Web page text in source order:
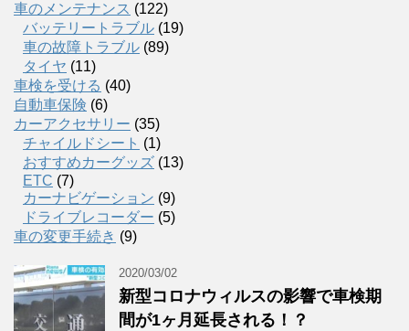
車のメンテナンス (122)
バッテリートラブル (19)
車の故障トラブル (89)
タイヤ (11)
車検を受ける (40)
自動車保険 (6)
カーアクセサリー (35)
チャイルドシート (1)
おすすめカーグッズ (13)
ETC (7)
カーナビゲーション (9)
ドライブレコーダー (5)
車の変更手続き (9)
2020/03/02
新型コロナウィルスの影響で車検期
間が1ヶ月延長される！？